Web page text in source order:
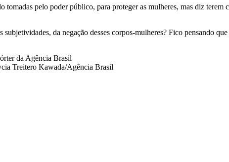
tomadas pelo poder público, para proteger as mulheres, mas diz
da negação desses corpos-mulheres? Fico pensando
da Agência Brasil
Treitero Kawada/Agência Brasil